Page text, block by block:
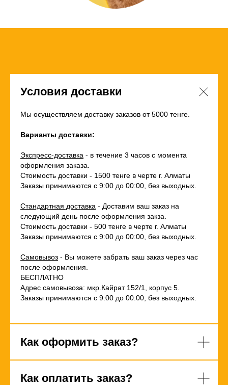
Условия доставки
Мы осуществляем доставку заказов от 5000 тенге.
Варианты доставки:
Экспресс-доставка - в течение 3 часов с момента
оформления заказа.
Стоимость доставки - 1500 тенге в черте г. Алматы
Заказы принимаются с 9:00 до 00:00, без выходных.
Стандартная доставка - Доставим ваш заказ на
следующий день после оформления закза.
Стоимость доставки - 500 тенге в черте г. Алматы
Заказы принимаются с 9:00 до 00:00, без выходных.
Самовывоз - Вы можете забрать ваш заказ через час
после оформления.
БЕСПЛАТНО
Адрес самовывоза: мкр.Кайрат 152/1, корпус 5.
Заказы принимаются с 9:00 до 00:00, без выходных.
Как оформить заказ?
Как оплатить заказ?